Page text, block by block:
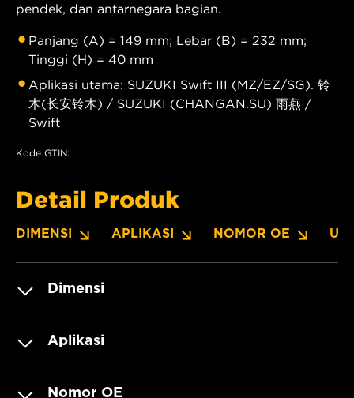
pendek, dan antarnegara bagian.
Panjang (A) = 149 mm; Lebar (B) = 232 mm;
Tinggi (H) = 40 mm
Aplikasi utama: SUZUKI Swift III (MZ/EZ/SG). 铃
木(长安铃木) / SUZUKI (CHANGAN.SU) 雨燕 /
Swift
Kode GTIN:
Detail Produk
DIMENSI APLIKASI NOMOR OE
Dimensi
Aplikasi
Nomor OE